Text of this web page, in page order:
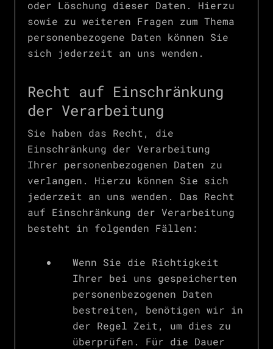
oder Löschung dieser Daten. Hierzu
sowie zu weiteren Fragen zum Thema
personenbezogene Daten können Sie
sich jederzeit an uns wenden.
Recht auf Einschränkung
der Verarbeitung
Sie haben das Recht, die
Einschränkung der Verarbeitung
Ihrer personenbezogenen Daten zu
verlangen. Hierzu können Sie sich
jederzeit an uns wenden. Das Recht
auf Einschränkung der Verarbeitung
besteht in folgenden Fällen:
Wenn Sie die Richtigkeit
Ihrer bei uns gespeicherten
personenbezogenen Daten
bestreiten, benötigen wir in
der Regel Zeit, um dies zu
überprüfen. Für die Dauer